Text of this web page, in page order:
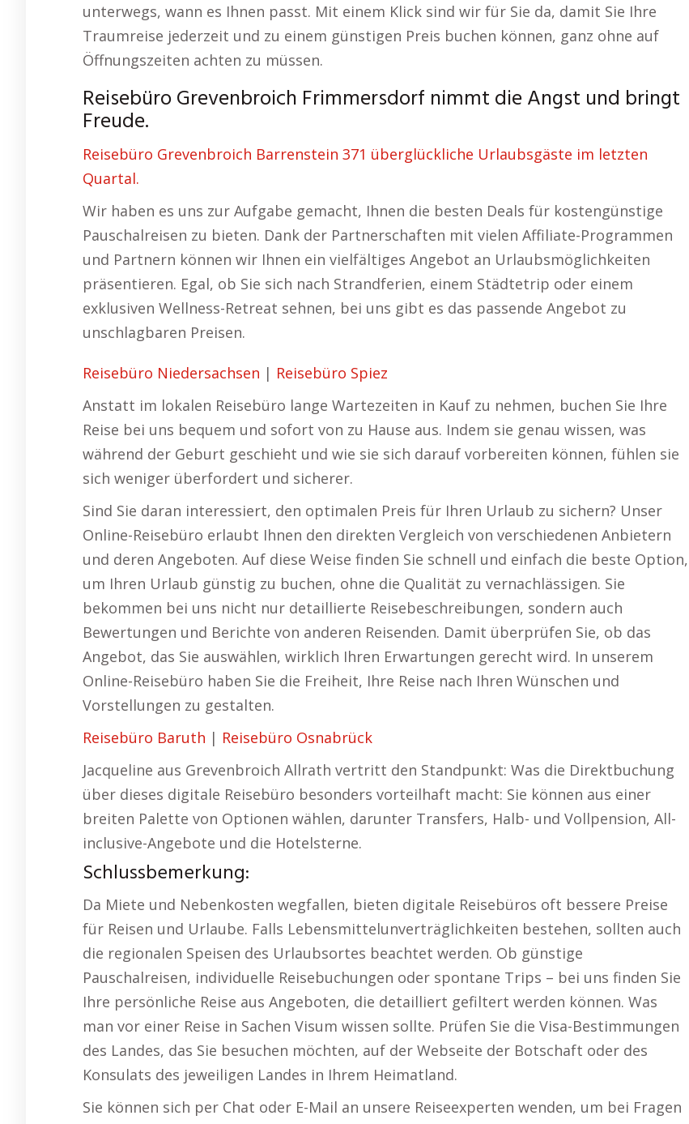
unterwegs, wann es Ihnen passt. Mit einem Klick sind wir für Sie da, damit Sie Ihre
Traumreise jederzeit und zu einem günstigen Preis buchen können, ganz ohne auf
Öffnungszeiten achten zu müssen.
Reisebüro Grevenbroich Frimmersdorf nimmt die Angst und bringt
Freude.
Reisebüro Grevenbroich Barrenstein 371 überglückliche Urlaubsgäste im letzten
Quartal.
Wir haben es uns zur Aufgabe gemacht, Ihnen die besten Deals für kostengünstige
Pauschalreisen zu bieten. Dank der Partnerschaften mit vielen Affiliate-Programmen
und Partnern können wir Ihnen ein vielfältiges Angebot an Urlaubsmöglichkeiten
präsentieren. Egal, ob Sie sich nach Strandferien, einem Städtetrip oder einem
exklusiven Wellness-Retreat sehnen, bei uns gibt es das passende Angebot zu
unschlagbaren Preisen.
Reisebüro Niedersachsen | Reisebüro Spiez
Anstatt im lokalen Reisebüro lange Wartezeiten in Kauf zu nehmen, buchen Sie Ihre
Reise bei uns bequem und sofort von zu Hause aus. Indem sie genau wissen, was
während der Geburt geschieht und wie sie sich darauf vorbereiten können, fühlen sie
sich weniger überfordert und sicherer.
Sind Sie daran interessiert, den optimalen Preis für Ihren Urlaub zu sichern? Unser
Online-Reisebüro erlaubt Ihnen den direkten Vergleich von verschiedenen Anbietern
und deren Angeboten. Auf diese Weise finden Sie schnell und einfach die beste Option,
um Ihren Urlaub günstig zu buchen, ohne die Qualität zu vernachlässigen. Sie
bekommen bei uns nicht nur detaillierte Reisebeschreibungen, sondern auch
Bewertungen und Berichte von anderen Reisenden. Damit überprüfen Sie, ob das
Angebot, das Sie auswählen, wirklich Ihren Erwartungen gerecht wird. In unserem
Online-Reisebüro haben Sie die Freiheit, Ihre Reise nach Ihren Wünschen und
Vorstellungen zu gestalten.
Reisebüro Baruth | Reisebüro Osnabrück
Jacqueline aus Grevenbroich Allrath vertritt den Standpunkt: Was die Direktbuchung
über dieses digitale Reisebüro besonders vorteilhaft macht: Sie können aus einer
breiten Palette von Optionen wählen, darunter Transfers, Halb- und Vollpension, All-
inclusive-Angebote und die Hotelsterne.
Schlussbemerkung:
Da Miete und Nebenkosten wegfallen, bieten digitale Reisebüros oft bessere Preise
für Reisen und Urlaube. Falls Lebensmittelunverträglichkeiten bestehen, sollten auch
die regionalen Speisen des Urlaubsortes beachtet werden. Ob günstige
Pauschalreisen, individuelle Reisebuchungen oder spontane Trips – bei uns finden Sie
Ihre persönliche Reise aus Angeboten, die detailliert gefiltert werden können. Was
man vor einer Reise in Sachen Visum wissen sollte. Prüfen Sie die Visa-Bestimmungen
des Landes, das Sie besuchen möchten, auf der Webseite der Botschaft oder des
Konsulats des jeweiligen Landes in Ihrem Heimatland.
Sie können sich per Chat oder E-Mail an unsere Reiseexperten wenden, um bei Fragen